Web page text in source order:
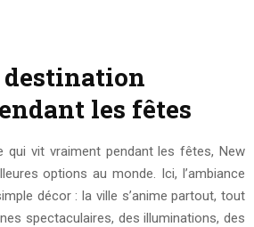
destination
les fêtes
qui vit vraiment pendant les fêtes, New
options au monde. Ici, l’ambiance
décor : la ville s’anime partout, tout
spectaculaires, des illuminations, des